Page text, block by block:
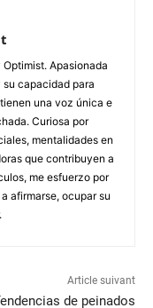
Apasionada
su capacidad para
una voz única e
Curiosa por
mentalidades en
que contribuyen a
me esfuerzo por
afirmarse, ocupar su
Article suivant
de peinados